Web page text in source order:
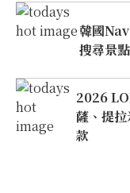
韓國
搜尋景
2026
薩、提
款